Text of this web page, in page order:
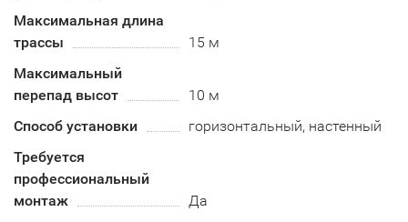
Максимальная длина
трассы
15 м
Максимальный
перепад высот
10 м
Способ установки
горизонтальный, настенный
Требуется
профессиональный
монтаж
Да